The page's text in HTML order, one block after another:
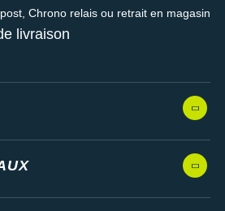
Chrono relais ou retrait en magasin
livraison